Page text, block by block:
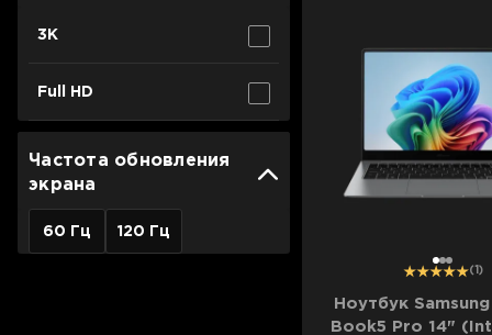
Для пылесосов
3K
Full HD
Частота обновления
экрана
60 Гц 120 Гц
12 3 (1)
Ноутбук
Book5 Pro 14"